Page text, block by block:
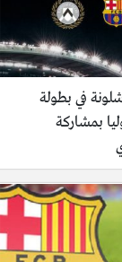
في بطولة
بمشاركة